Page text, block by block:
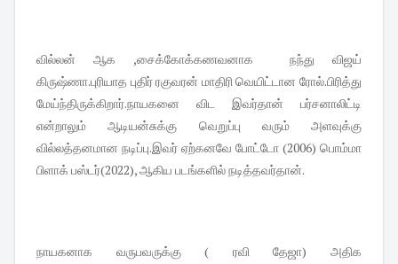
வில்லன் ஆக ,சைக்கோக்கணவனாக நந்து விஜய்
கிருஷ்ணா.புரியாத புதிர் ரகுவரன் மாதிரி வெயிட்டான ரோல்.பிரித்து
மேய்ந்திருக்கிறார்.நாயகனை விட இவர்தான் பர்சனாலிட்டி
என்றாலும் ஆடியன்சுக்கு வெறுப்பு வரும் அளவுக்கு
வில்லத்தனமான நடிப்பு.இவர் ஏற்கனவே போட்டோ (2006) பொம்மா
பிளாக் பஸ்டர்(2022), ஆகிய படங்களில் நடித்தவர்தான்.
நாயகனாக வருபவருக்கு ( ரவி தேஜா) அதிக